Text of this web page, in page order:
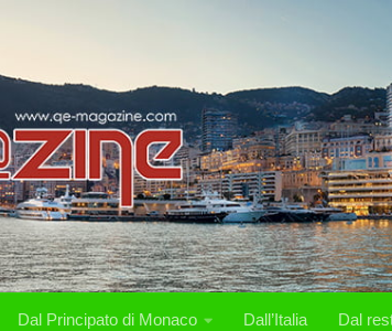
Dal Principato di Monaco Dall’Italia Dal